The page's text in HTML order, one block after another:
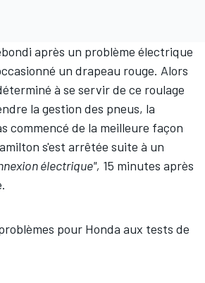
après un problème électrique
un drapeau rouge. Alors
à se servir de ce roulage
la gestion des pneus, la
commencé de la meilleure façon
s'est arrêtée suite à un
électrique", 15 minutes après
pour Honda aux tests de